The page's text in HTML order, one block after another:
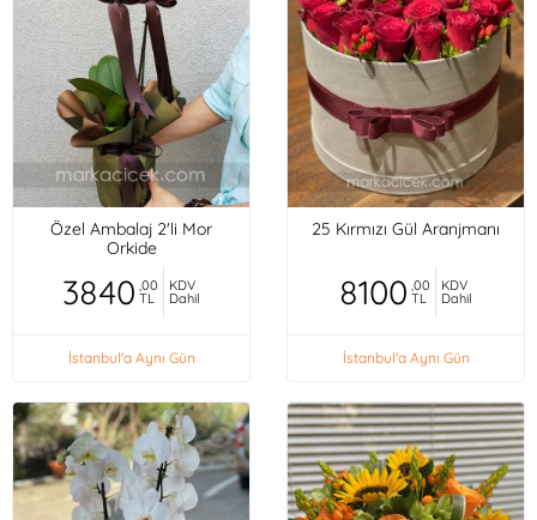
Özel Ambalaj 2'li Mor
Orkide
3840 ,00
TL
KDV
Dahil
İstanbul'a Aynı Gün
25 Kırmızı Gül Aranjmanı
8100 ,00
TL
KDV
Dahil
İstanbul'a Aynı Gün